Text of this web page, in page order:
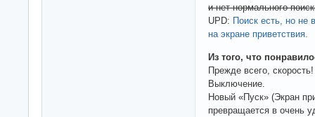
и нет нормального
UPD: Поиск есть, но не
на экране приветствия.
Из того, что
Прежде всего,
Выключение.
Новый «Пуск» (Экран
превращается в очень